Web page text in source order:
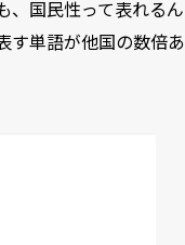
、国民性って表れるん
す単語が他国の数倍あ